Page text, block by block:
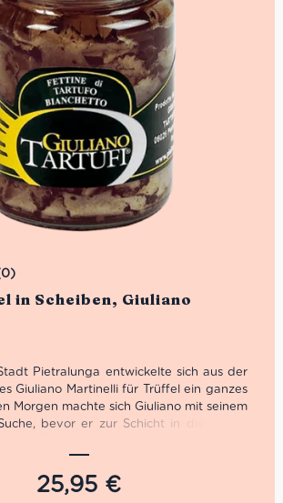
in Scheiben, Giuliano
Pietralunga entwickelte sich aus der
Giuliano Martinelli für Trüffel ein ganzes
Morgen machte sich Giuliano mit seinem
bevor er zur Schicht in die Fabrik
Messen die gebührende
2001 öffneten schließlich die Pforten
Srl.25,95 €